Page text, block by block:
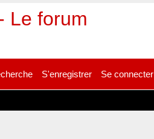
Le forum
S'enregistrer Se connecter